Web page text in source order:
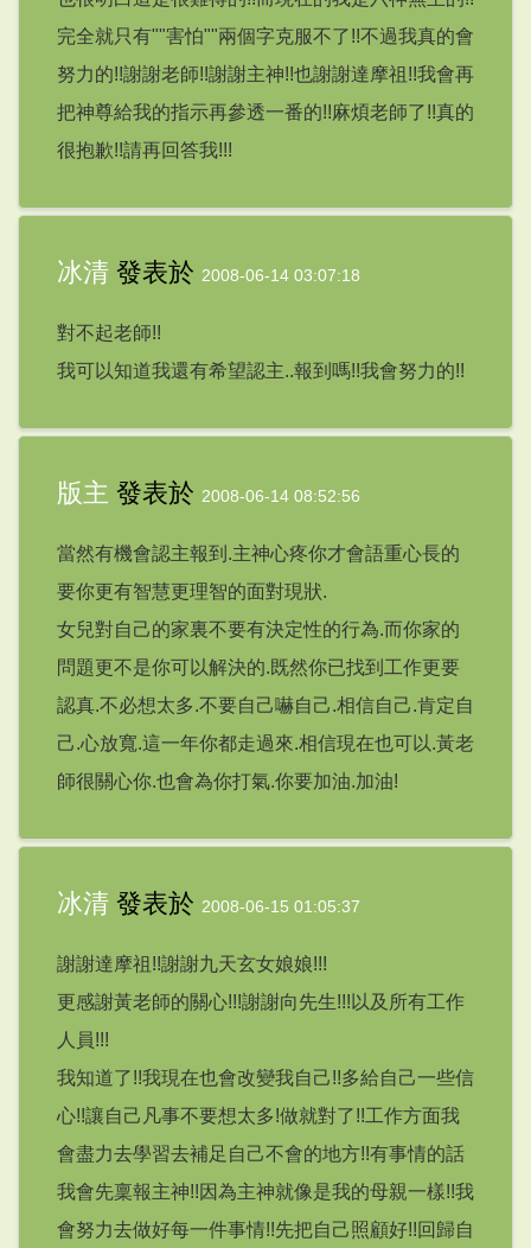
完全就只有""害怕""兩個字克服不了!!不過我真的會
努力的!!謝謝老師!!謝謝主神!!也謝謝達摩祖!!我會再
把神尊給我的指示再參透一番的!!麻煩老師了!!真的
很抱歉!!請再回答我!!!
冰清 發表於 2008-06-14 03:07:18
對不起老師!!
我可以知道我還有希望認主..報到嗎!!我會努力的!!
版主 發表於 2008-06-14 08:52:56
當然有機會認主報到.主神心疼你才會語重心長的
要你更有智慧更理智的面對現狀.
女兒對自己的家裏不要有決定性的行為.而你家的
問題更不是你可以解決的.既然你已找到工作更要
認真.不必想太多.不要自己嚇自己.相信自己.肯定自
己.心放寬.這一年你都走過來.相信現在也可以.黃老
師很關心你.也會為你打氣.你要加油.加油!
冰清 發表於 2008-06-15 01:05:37
謝謝達摩祖!!謝謝九天玄女娘娘!!!
更感謝黃老師的關心!!!謝謝向先生!!!以及所有工作
人員!!!
我知道了!!我現在也會改變我自己!!多給自己一些信
心!!讓自己凡事不要想太多!做就對了!!工作方面我
會盡力去學習去補足自己不會的地方!!有事情的話
我會先稟報主神!!因為主神就像是我的母親一樣!!我
會努力去做好每一件事情!!先把自己照顧好!!回歸自